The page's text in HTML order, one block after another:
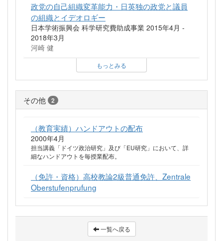
政党の自己組織変革能力・日英独の政党と議員
の組織とイデオロギー
日本学術振興会 科学研究費助成事業 2015年4月 -
2018年3月
河崎 健
もっとみる
その他 2
（教育実績）ハンドアウトの配布
2000年4月
担当講義「ドイツ政治研究」及び「EU研究」において、詳
細なハンドアウトを毎授業配布。
（免許・資格）高校教論2級普通免許、Zentrale
Oberstufenprufung
一覧へ戻る